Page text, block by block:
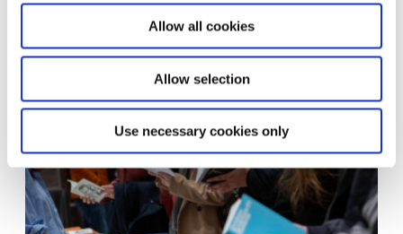
Allow all cookies
Allow selection
Use necessary cookies only
Zugehörig